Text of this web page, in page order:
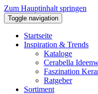
Zum Hauptinhalt springen
Toggle navigation
Startseite
Inspiration & Trends
Kataloge
Cerabella
Faszination
Ratgeber
Sortiment